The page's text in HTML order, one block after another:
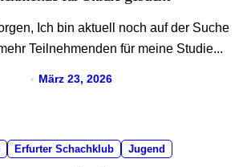
Ich bin aktuell noch auf der Suche
Teilnehmenden für meine Studie...
März 23, 2026
Erfurter Schachklub Jugend